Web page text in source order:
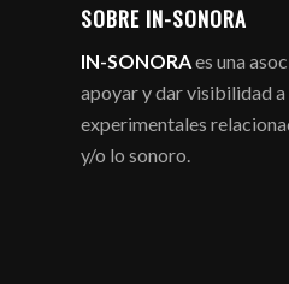
SOBRE IN-SONORA
IN-SONORAes una
apoyar y dar visibilidad
experimentales
y/o lo sonoro.